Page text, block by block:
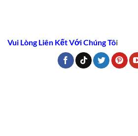
Vui Lòng Liên Kết Với Chúng Tôi